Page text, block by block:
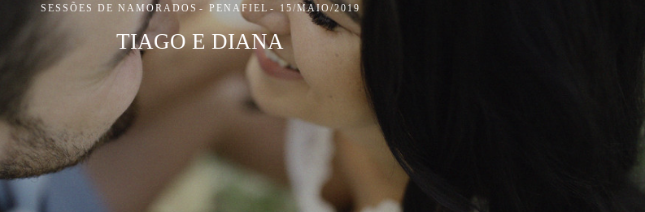
SESSÕES DE NAMORADOS PENAFIEL 15/MAIO/2019
TIAGO E DIANA